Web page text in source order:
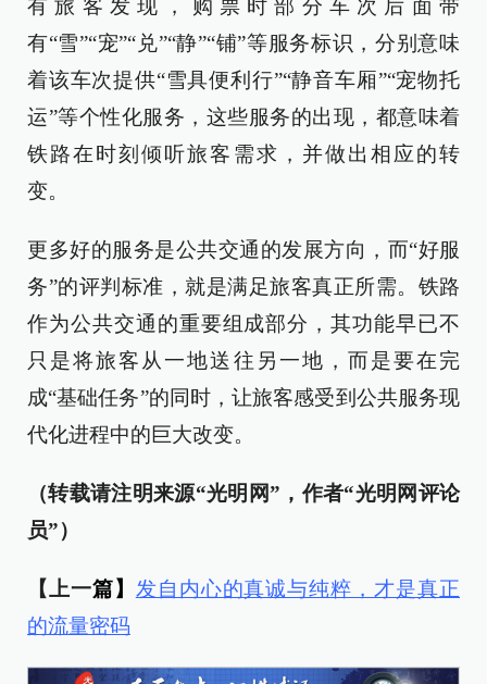
有旅客发现，购票时部分车次后面带
有“雪”“宠”“兑”“静”“铺”等服务标识，分别意味
着该车次提供“雪具便利行”“静音车厢”“宠物托
运”等个性化服务，这些服务的出现，都意味着
铁路在时刻倾听旅客需求，并做出相应的转
变。
更多好的服务是公共交通的发展方向，而“好服
务”的评判标准，就是满足旅客真正所需。铁路
作为公共交通的重要组成部分，其功能早已不
只是将旅客从一地送往另一地，而是要在完
成“基础任务”的同时，让旅客感受到公共服务现
代化进程中的巨大改变。
（转载请注明来源“光明网”，作者“光明网评论
员”）
【上一篇】 发自内心的真诚与纯粹，才是真正
的流量密码